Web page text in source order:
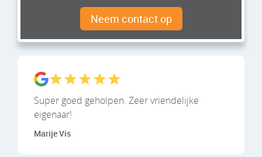
Neem contact op
Super goed geholpen. Zeer vriendelijke
eigenaar!
Marije Vis